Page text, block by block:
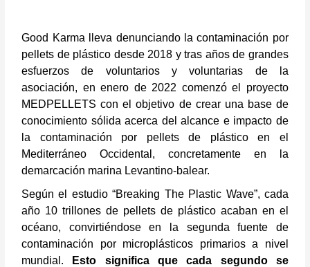
Good Karma lleva denunciando la contaminación por
pellets de plástico desde 2018 y tras años de grandes
esfuerzos de voluntarios y voluntarias de la
asociación, en enero de 2022 comenzó el proyecto
MEDPELLETS con el objetivo de crear una base de
conocimiento sólida acerca del alcance e impacto de
la contaminación por pellets de plástico en el
Mediterráneo Occidental, concretamente en la
demarcación marina Levantino-balear.
Según el estudio “Breaking The Plastic Wave”, cada
año 10 trillones de pellets de plástico acaban en el
océano, convirtiéndose en la segunda fuente de
contaminación por microplásticos primarios a nivel
mundial.
Esto significa que cada segundo se